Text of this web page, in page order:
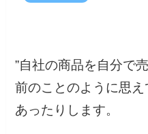
”自社の商品を自分で
前のことのように思
あったりします。